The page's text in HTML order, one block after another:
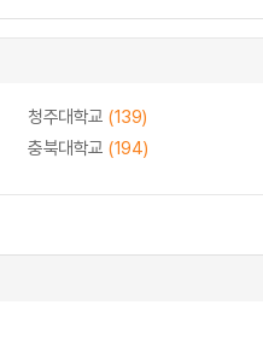
청주대학교 (139)
충북대학교 (194)